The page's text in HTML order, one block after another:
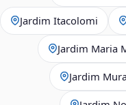
Jardim Itacolomi
Jardim Maria
Jardim